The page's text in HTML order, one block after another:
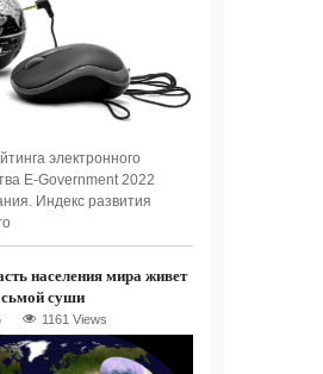
электронного
E-Government 2022
Индекс развития
населения мира живет
суши
1161 Views